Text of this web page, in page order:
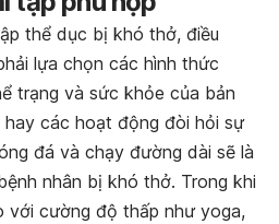
thể dục bị khó thở, điều
lựa chọn các hình thức
trạng và sức khỏe của bản
các hoạt động đòi hỏi sự
đá và chạy đường dài sẽ là
nhân bị khó thở. Trong khi
với cường độ thấp như yoga,